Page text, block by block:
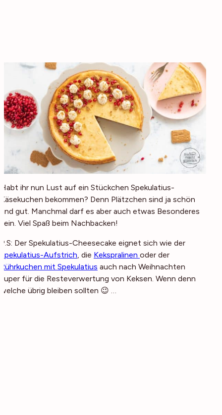
Habt ihr nun Lust auf ein Stückchen Spekulatius-
Käsekuchen bekommen? Denn Plätzchen sind ja schön
und gut. Manchmal darf es aber auch etwas Besonderes
sein. Viel Spaß beim Nachbacken!
P.S: Der Spekulatius-Cheesecake eignet sich wie der
Spekulatius-Aufstrich , die Kekspralinen oder der
Rührkuchen mit Spekulatius auch nach Weihnachten
super für die Resteverwertung von Keksen. Wenn denn
welche übrig bleiben sollten 😉 …